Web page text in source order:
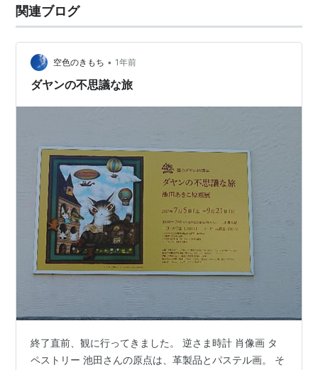
関連ブログ
空色のきもち • 1年前
ダヤンの不思議な旅
終了直前、観に行ってきました。 逆さま時計 肖像画 タ
ペストリー 池田さんの原点は、革製品とパステル画。 そ